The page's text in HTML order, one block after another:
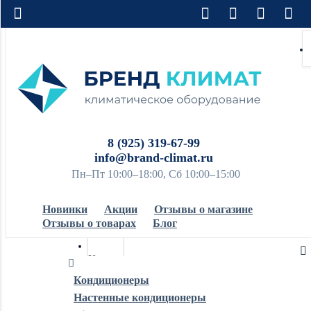
8 (925) 319-67-99
info@brand-climat.ru
Пн–Пт 10:00–18:00, Сб 10:00–15:00
Новинки Акции
Отзывы о магазине
Отзывы о товарах
Блог
Кондиционеры
Обогреватели
Кондиционеры
Настенные кондиционеры